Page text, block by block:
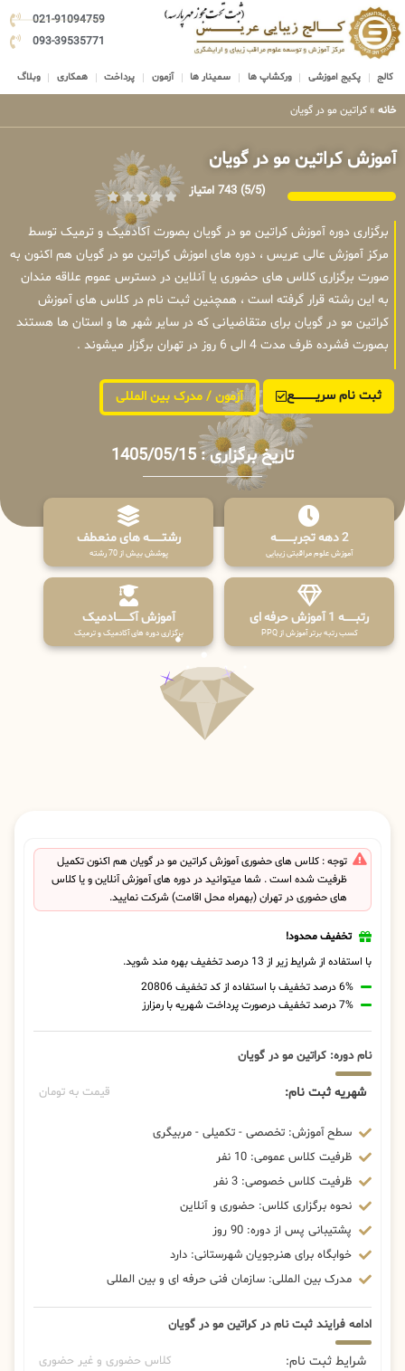
021-91094759
093-39535771
کالج پکیج اموزشی ورکشاپ ها سمینار ها آزمون پرداخت همکاری وبلاگ
خانه » کراتین مو در گویان
آموزش کراتین مو در گویان
(5/5) 743 امتیاز
برگزاری دوره آموزش کراتین مو در گویان بصورت آکادمیک و ترمیک توسط
مرکز آموزش عالی عریس ، دوره های اموزش کراتین مو در گویان هم اکنون به
صورت برگزاری کلاس های حضوری یا آنلاین در دسترس عموم علاقه مندان
به این رشته قرار گرفته است ، همچنین ثبت نام در کلاس های آموزش
کراتین مو در گویان برای متقاضیانی که در سایر شهر ها و استان ها هستند
بصورت فشرده ظرف مدت 4 الی 6 روز در تهران برگزار میشوند .
ثبت نام سریــــــــــــع آزمون / مدرک بین المللی
تاریخ برگزاری : 1405/05/15
2 دهه تجربـــــــــه
آموزش علوم مراقبتی زیبایی
رشتـــــــه های منعطف
پوشش بیش از 70 رشته
رتبــــــه 1 آموزش حرفه ای
کسب رتبه برتر آموزش از PPQ
آموزش آکـــــــادمیک
برگزاری دوره های آکادمیک و ترمیک
توجه : کلاس های حضوری آموزش کراتین مو در گویان هم اکنون تکمیل
ظرفیت شده است . شما میتوانید در دوره های آموزش آنلاین و یا کلاس
های حضوری در تهران (بهمراه محل اقامت) شرکت نمایید.
تخفیف محدود!
با استفاده از شرایط زیر از 13 درصد تخفیف بهره مند شوید.
6% درصد تخفیف با استفاده از کد تخفیف 20806
7% درصد تخفیف درصورت پرداخت شهریه با رمزارز
نام دوره: کراتین مو در گویان
شهریه ثبت نام: قیمت به تومان
سطح آموزش: تخصصی - تکمیلی - مربیگری
ظرفیت کلاس عمومی: 10 نفر
ظرفیت کلاس خصوصی: 3 نفر
نحوه برگزاری کلاس: حضوری و آنلاین
پشتیبانی پس از دوره: 90 روز
خوابگاه برای هنرجویان شهرستانی: دارد
مدرک بین المللی: سازمان فنی حرفه ای و بین المللی
ادامه فرایند ثبت نام در کراتین مو در گویان
شرایط ثبت نام: کلاس حضوری و غیر حضوری